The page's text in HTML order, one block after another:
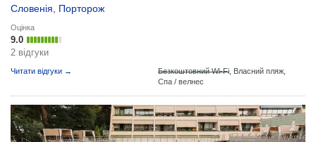
Словенія Порторож
Оцінка
9.0
2 відгуки
Читати відгуки → Безкоштовний Wi-Fi Власний пляж,
Спа / велнес